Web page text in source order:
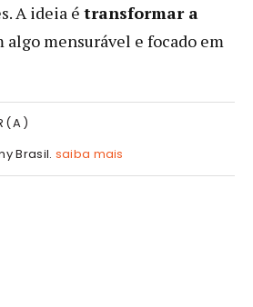
A ideia é transformar a
algo mensurável e focado em
Brasil. saiba mais